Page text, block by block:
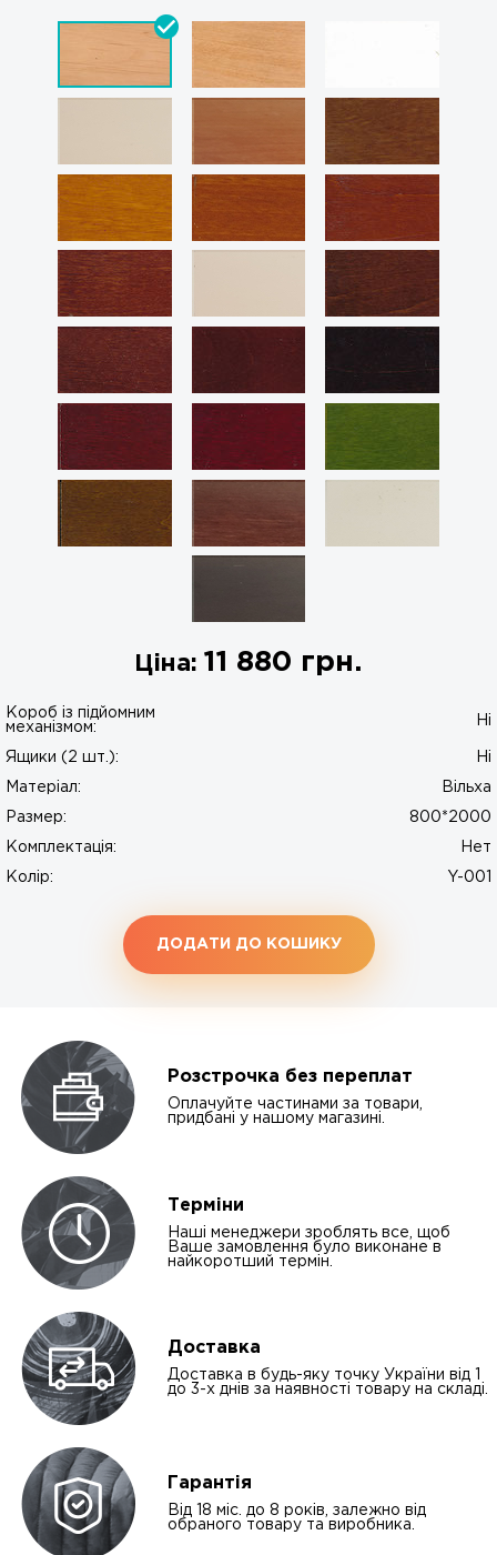
Ціна: 11 880 грн.
Короб із підйомним
механізмом:
Ні
Ящики (2 шт.): Ні
Матеріал: Вільха
Размер: 800*2000
Комплектація: Нет
Колір: Y-001
ДОДАТИ ДО КОШИКУ
Розстрочка без переплат
Оплачуйте частинами за товари,
придбані у нашому магазині.
Терміни
Наші менеджери зроблять все, щоб
Ваше замовлення було виконане в
найкоротший термін.
Доставка
Доставка в будь-яку точку України від 1
до 3-х днів за наявності товару на складі.
Гарантія
Від 18 міс. до 8 років, залежно від
обраного товару та виробника.